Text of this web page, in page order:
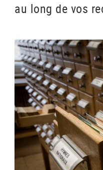
au long de vos